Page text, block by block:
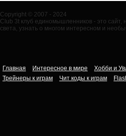
Copyright © 2007 - 2024
Club 3t клуб единомышленников - это
света, узнать о многом интересном и
Главная Интересное в мире Хобби и
Трейнеры к играм
Чит коды к играм